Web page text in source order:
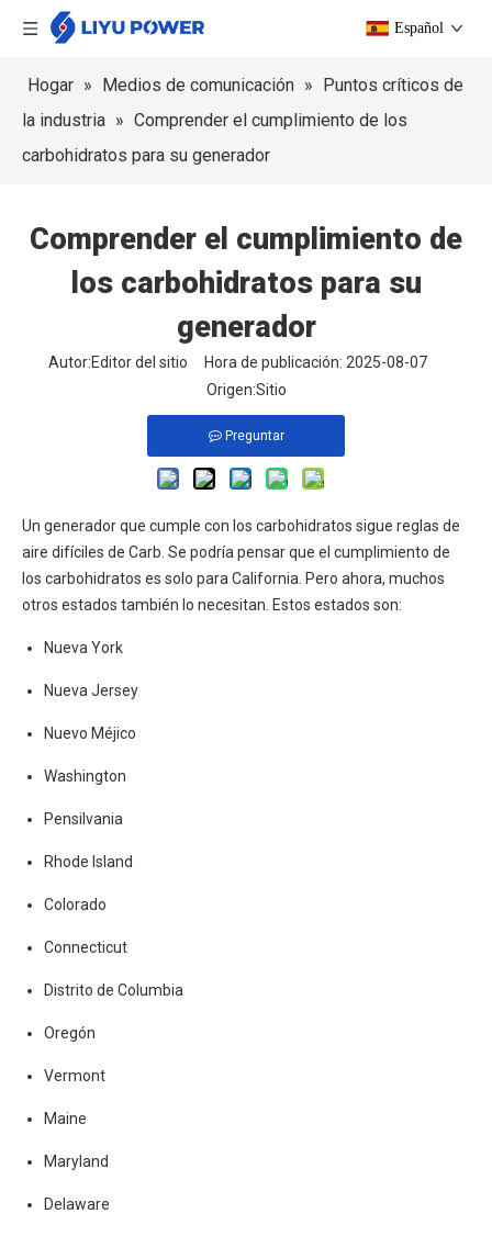
Español
Hogar » Medios de comunicación » Puntos críticos de
la industria » Comprender el cumplimiento de los
carbohidratos para su generador
Comprender el cumplimiento de
los carbohidratos para su
generador
Autor:Editor del sitio Hora de publicación: 2025-08-07
Origen:Sitio
Preguntar
Un generador que cumple con los carbohidratos sigue reglas de
aire difíciles de Carb. Se podría pensar que el cumplimiento de
los carbohidratos es solo para California. Pero ahora, muchos
otros estados también lo necesitan. Estos estados son:
Nueva York
Nueva Jersey
Nuevo Méjico
Washington
Pensilvania
Rhode Island
Colorado
Connecticut
Distrito de Columbia
Oregón
Vermont
Maine
Maryland
Delaware